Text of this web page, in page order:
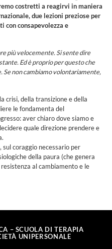
costretti a reagirvi in maniera
due lezioni preziose per
con consapevolezza e
più velocemente. Si sente dire
Ed è proprio per questo che
Se non cambiamo volontariamente,
crisi, della transizione e della
le fondamenta del
aver chiaro dove siamo e
quale direzione prendere e
coraggio necessario per
della paura (che genera
al cambiamento e le
– SCUOLA DI TERAPIA
UNIPERSONALE